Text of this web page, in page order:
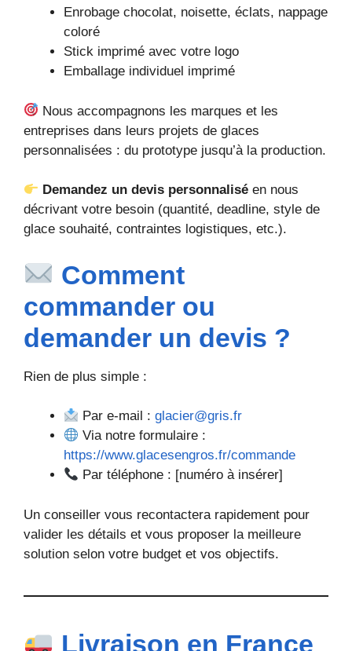
Enrobage chocolat, noisette, éclats, nappage
coloré
Stick imprimé avec votre logo
Emballage individuel imprimé
Nous accompagnons les marques et les
entreprises dans leurs projets de glaces
personnalisées : du prototype jusqu’à la production.
Demandez un devis personnalisé en nous
décrivant votre besoin (quantité, deadline, style de
glace souhaité, contraintes logistiques, etc.).
Comment
commander ou
demander un devis ?
Rien de plus simple :
Par e-mail :glacier@gris.fr
Via notre formulaire :
https://www.glacesengros.fr/commande
Par téléphone : [numéro à insérer]
Un conseiller vous recontactera rapidement pour
valider les détails et vous proposer la meilleure
solution selon votre budget et vos objectifs.
Livraison en France